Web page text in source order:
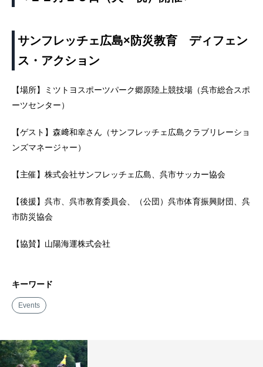
サンフレッチェ広島×防災教育 ディフェン
ス・アクション
【場所】ミツトヨスポーツパーク郷原陸上競技場（呉市総合スポ
ーツセンター）
【ゲスト】森﨑和幸さん（サンフレッチェ広島クラブリレーショ
ンズマネージャー）
【主催】株式会社サンフレッチェ広島、呉市サッカー協会
【後援】呉市、呉市教育委員会、（公団）呉市体育振興財団、呉
市防災協会
【協賛】山陽海運株式会社
キーワード
Events